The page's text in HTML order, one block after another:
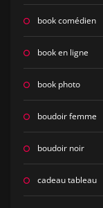
book comédien
book en ligne
book photo
boudoir femme
boudoir noir
cadeau tableau